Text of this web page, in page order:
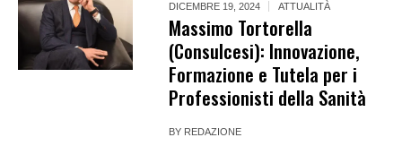
DICEMBRE 19, 2024 ATTUALITÀ
Massimo Tortorella
(Consulcesi): Innovazione,
Formazione e Tutela per i
Professionisti della Sanità
BY REDAZIONE